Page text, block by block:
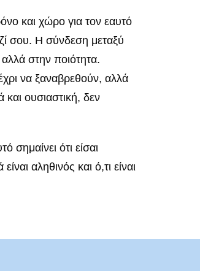
και χώρο για τον εαυτό
σου. Η σύνδεση μεταξύ
στην ποιότητα.
να ξαναβρεθούν, αλλά
ουσιαστική, δεν
ότι είσαι
αληθινός και ό,τι είναι